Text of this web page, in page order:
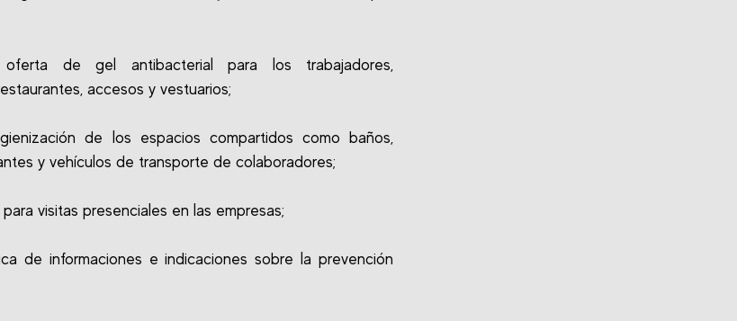
de gel antibacterial para los trabajadores,
accesos y vestuarios;
de los espacios compartidos como baños,
y vehículos de transporte de colaboradores;
visitas presenciales en las empresas;
de informaciones e indicaciones sobre la prevención